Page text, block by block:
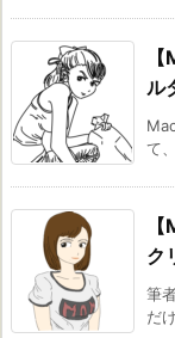
ル
て
ク
筆
だ